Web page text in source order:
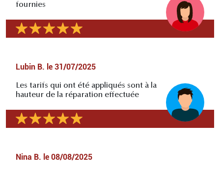
fournies
Lubin B. le 31/07/2025
Les tarifs qui ont été appliqués sont à la
hauteur de la réparation effectuée
Nina B. le 08/08/2025